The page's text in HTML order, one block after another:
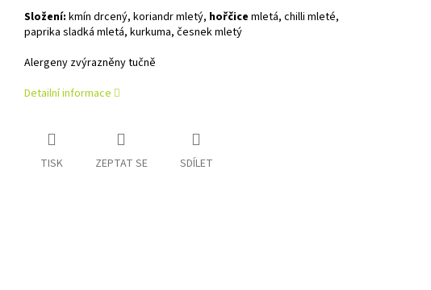
Složení: kmín drcený, koriandr mletý, hořčice mletá, chilli mleté,
paprika sladká mletá, kurkuma, česnek mletý
Alergeny zvýrazněny tučně
Detailní informace
TISK ZEPTAT SE SDÍLET